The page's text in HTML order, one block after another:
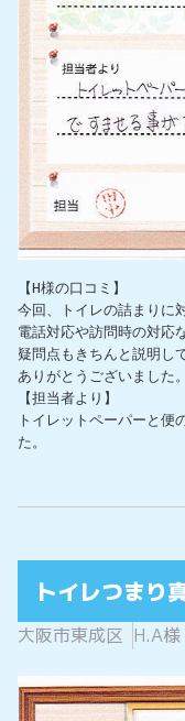
【H様の口コミ】
今回、トイレの詰まりに
電話対応や訪問時の対応
疑問点もきちんと説明し
ありがとうございました。
【担当者より】
トイレットペーパーと便
た。
トイレつまり
大阪市東成区 H.A様